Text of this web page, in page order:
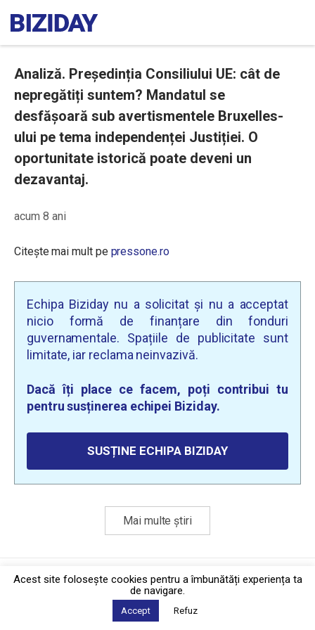
Analiză. Președinția Consiliului UE: cât de
nepregătiți suntem? Mandatul se
desfășoară sub avertismentele Bruxelles-
ului pe tema independenței Justiției. O
oportunitate istorică poate deveni un
dezavantaj.
acum 8 ani
Citește mai mult pe pressone.ro
Echipa Biziday nu a solicitat și nu a acceptat
nicio formă de finanțare din fonduri
guvernamentale. Spațiile de publicitate sunt
limitate, iar reclama neinvazivă.
Dacă îți place ce facem, poți contribui tu
pentru susținerea echipei Biziday.
SUSȚINE ECHIPA BIZIDAY
Mai multe știri
Politica de confidențialitate·Contact
2026 © Biziday
Acest site foloseşte cookies pentru a îmbunătăți experiența ta
de navigare.
Accept Refuz